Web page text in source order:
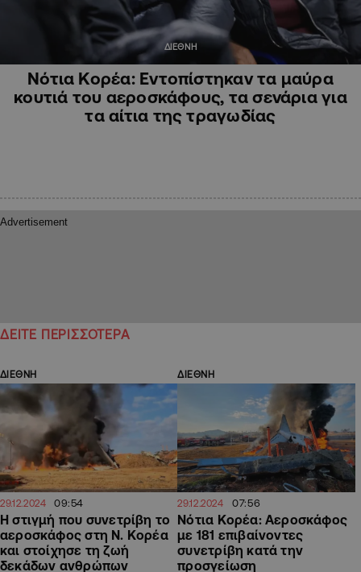
ΔΙΕΘΝΗ
Νότια Κορέα: Εντοπίστηκαν τα μαύρα
κουτιά του αεροσκάφους, τα σενάρια για
τα αίτια της τραγωδίας
ΔΕΙΤΕ ΠΕΡΙΣΣΟΤΕΡΑ
ΔΙΕΘΝΗ
29.12.2024 09:54
Η στιγμή που συνετρίβη το
αεροσκάφος στη Ν. Κορέα
και στοίχησε τη ζωή
δεκάδων ανθρώπων
ΔΙΕΘΝΗ
29.12.2024 07:56
Νότια Κορέα: Αεροσκάφος
με 181 επιβαίνοντες
συνετρίβη κατά την
προσγείωση